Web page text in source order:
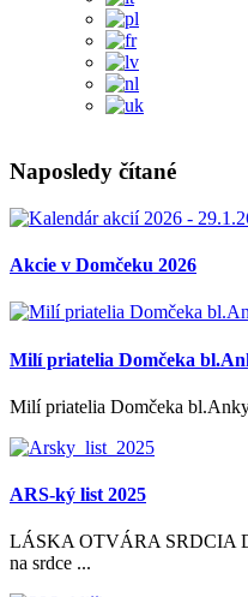
Naposledy čítané
Akcie v Domčeku 2026
Milí priatelia Domčeka
Milí priatelia Domčeka
ARS-ký list 2025
LÁSKA OTVÁRA SRDCIA
na srdce ...